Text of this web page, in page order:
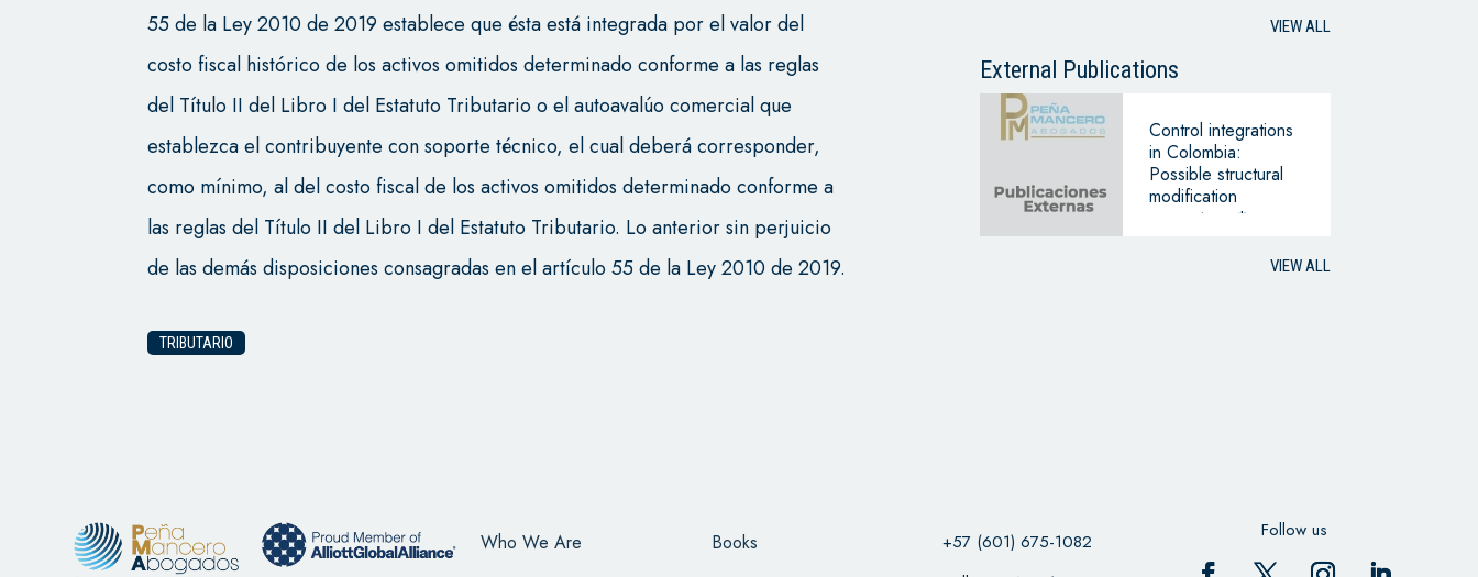
55 de la Ley 2010 de 2019 establece que ésta está integrada por el valor del
costo fiscal histórico de los activos omitidos determinado conforme a las reglas
del Título II del Libro I del Estatuto Tributario o el autoavalúo comercial que
establezca el contribuyente con soporte técnico, el cual deberá corresponder,
como mínimo, al del costo fiscal de los activos omitidos determinado conforme a
las reglas del Título II del Libro I del Estatuto Tributario. Lo anterior sin perjuicio
de las demás disposiciones consagradas en el artículo 55 de la Ley 2010 de 2019.
TRIBUTARIO
HYPOTHESIS OF
BUSINESS
VIEW ALL
External Publications
Control integrations
in Colombia:
Possible structural
modification
guarantees *
VIEW ALL
Who We Are Books
+57 (601) 675-1082
Follow us